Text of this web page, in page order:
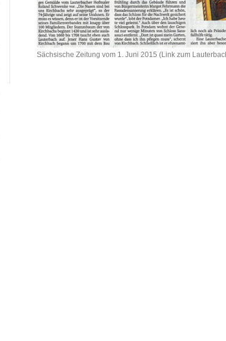
Sächsische Zeitung vom 1. Juni 2015 (Link zum